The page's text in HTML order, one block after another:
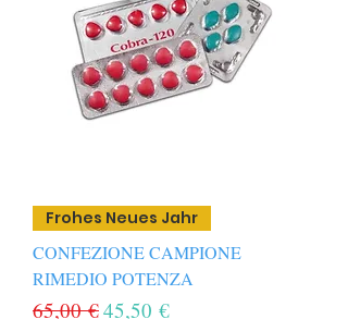
Frohes Neues Jahr
CONFEZIONE CAMPIONE
RIMEDIO POTENZA
Prezzo regolare
65,00 €Prezzo scontato
45,50 €